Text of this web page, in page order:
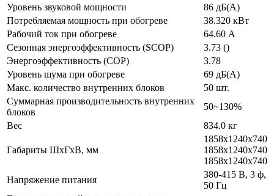
Уровень звуковой мощности
86 дБ(А)
Потребляемая мощность при обогреве
38.320 кВт
Рабочий ток при обогреве
64.60 А
Сезонная энергоэффективность (SCOP)
3.73 ()
Энергоэффективность (COP)
3.78
Уровень шума при обогреве
69 дБ(А)
Макс. количество внутренних блоков
50 шт.
Суммарная производительность внутренних
блоков
50~130%
Вес
834.0 кг
Габариты ШхГхВ, мм
1858x1240x740
1858x1240x740
1858x1240x740
Напряжение питания
380-415 В, 3 ф,
50 Гц